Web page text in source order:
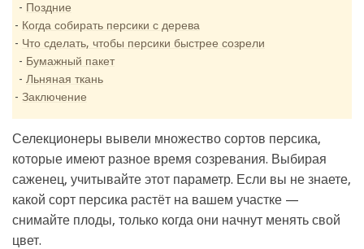
Поздние
Когда собирать персики с дерева
Что сделать, чтобы персики быстрее созрели
Бумажный пакет
Льняная ткань
Заключение
Селекционеры вывели множество сортов персика,
которые имеют разное время созревания. Выбирая
саженец, учитывайте этот параметр. Если вы не знаете,
какой сорт персика растёт на вашем участке —
снимайте плоды, только когда они начнут менять свой
цвет.